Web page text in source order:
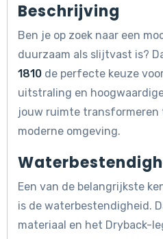
Beschrijving
Ben je op zoek naar een
duurzaam als slijtvast is?
1810 de perfecte keuze
uitstraling en
jouw ruimte transformeren
moderne omgeving.
Een van de belangrijkste
is de waterbestendigheid.
materiaal en het Dryback-